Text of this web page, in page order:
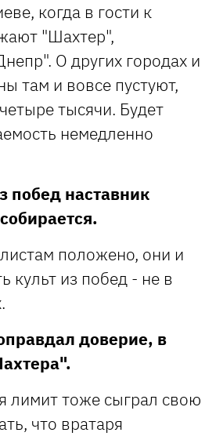
когда в гости к
"Шахтер",
О других городах и
там и вовсе пустуют,
тысячи. Будет
немедленно
побед наставник
положено, они и
культ из побед - не в
доверие, в
лимит тоже сыграл свою
что вратаря